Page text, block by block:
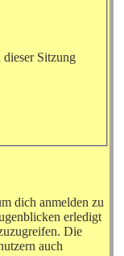
Sitzung
dich anmelden zu
erledigt
Die
auch